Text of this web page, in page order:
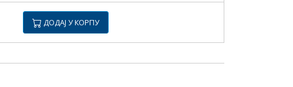
ДОДАЈ У КОРПУ